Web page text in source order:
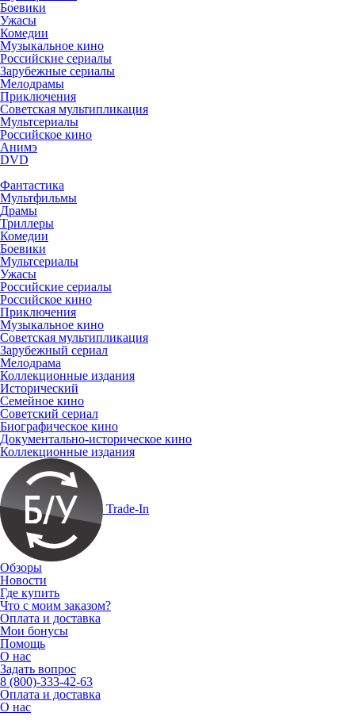
Боевики
Ужасы
Комедии
Музыкальное кино
Российские сериалы
Зарубежные сериалы
Мелодрамы
Приключения
Советская мультипликация
Мультсериалы
Российское кино
Анимэ
DVD
Фантастика
Мультфильмы
Драмы
Триллеры
Комедии
Боевики
Мультсериалы
Ужасы
Российские сериалы
Российское кино
Приключения
Музыкальное кино
Советская мультипликация
Зарубежный сериал
Мелодрама
Коллекционные издания
Исторический
Семейное кино
Советский сериал
Биографическое кино
Документально-историческое кино
Коллекционные издания
Trade-In
Обзоры
Новости
Где купить
Что с моим заказом?
Оплата и доставка
Мои бонусы
Помощь
О нас
Задать вопрос
8 (800)-333-42-63
Оплата и доставка
О нас